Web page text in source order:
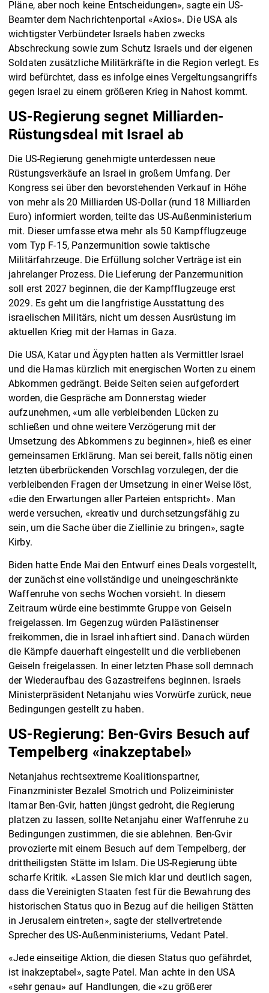
Pläne, aber noch keine Entscheidungen», sagte ein US-
Beamter dem Nachrichtenportal «Axios». Die USA als
wichtigster Verbündeter Israels haben zwecks
Abschreckung sowie zum Schutz Israels und der eigenen
Soldaten zusätzliche Militärkräfte in die Region verlegt. Es
wird befürchtet, dass es infolge eines Vergeltungsangriffs
gegen Israel zu einem größeren Krieg in Nahost kommt.
US-Regierung segnet Milliarden-
Rüstungsdeal mit Israel ab
Die US-Regierung genehmigte unterdessen neue
Rüstungsverkäufe an Israel in großem Umfang. Der
Kongress sei über den bevorstehenden Verkauf in Höhe
von mehr als 20 Milliarden US-Dollar (rund 18 Milliarden
Euro) informiert worden, teilte das US-Außenministerium
mit. Dieser umfasse etwa mehr als 50 Kampfflugzeuge
vom Typ F-15, Panzermunition sowie taktische
Militärfahrzeuge. Die Erfüllung solcher Verträge ist ein
jahrelanger Prozess. Die Lieferung der Panzermunition
soll erst 2027 beginnen, die der Kampfflugzeuge erst
2029. Es geht um die langfristige Ausstattung des
israelischen Militärs, nicht um dessen Ausrüstung im
aktuellen Krieg mit der Hamas in Gaza.
Die USA, Katar und Ägypten hatten als Vermittler Israel
und die Hamas kürzlich mit energischen Worten zu einem
Abkommen gedrängt. Beide Seiten seien aufgefordert
worden, die Gespräche am Donnerstag wieder
aufzunehmen, «um alle verbleibenden Lücken zu
schließen und ohne weitere Verzögerung mit der
Umsetzung des Abkommens zu beginnen», hieß es einer
gemeinsamen Erklärung. Man sei bereit, falls nötig einen
letzten überbrückenden Vorschlag vorzulegen, der die
verbleibenden Fragen der Umsetzung in einer Weise löst,
«die den Erwartungen aller Parteien entspricht». Man
werde versuchen, «kreativ und durchsetzungsfähig zu
sein, um die Sache über die Ziellinie zu bringen», sagte
Kirby.
Biden hatte Ende Mai den Entwurf eines Deals vorgestellt,
der zunächst eine vollständige und uneingeschränkte
Waffenruhe von sechs Wochen vorsieht. In diesem
Zeitraum würde eine bestimmte Gruppe von Geiseln
freigelassen. Im Gegenzug würden Palästinenser
freikommen, die in Israel inhaftiert sind. Danach würden
die Kämpfe dauerhaft eingestellt und die verbliebenen
Geiseln freigelassen. In einer letzten Phase soll demnach
der Wiederaufbau des Gazastreifens beginnen. Israels
Ministerpräsident Netanjahu wies Vorwürfe zurück, neue
Bedingungen gestellt zu haben.
US-Regierung: Ben-Gvirs Besuch auf
Tempelberg «inakzeptabel»
Netanjahus rechtsextreme Koalitionspartner,
Finanzminister Bezalel Smotrich und Polizeiminister
Itamar Ben-Gvir, hatten jüngst gedroht, die Regierung
platzen zu lassen, sollte Netanjahu einer Waffenruhe zu
Bedingungen zustimmen, die sie ablehnen. Ben-Gvir
provozierte mit einem Besuch auf dem Tempelberg, der
drittheiligsten Stätte im Islam. Die US-Regierung übte
scharfe Kritik. «Lassen Sie mich klar und deutlich sagen,
dass die Vereinigten Staaten fest für die Bewahrung des
historischen Status quo in Bezug auf die heiligen Stätten
in Jerusalem eintreten», sagte der stellvertretende
Sprecher des US-Außenministeriums, Vedant Patel.
«Jede einseitige Aktion, die diesen Status quo gefährdet,
ist inakzeptabel», sagte Patel. Man achte in den USA
«sehr genau» auf Handlungen, die «zu größerer